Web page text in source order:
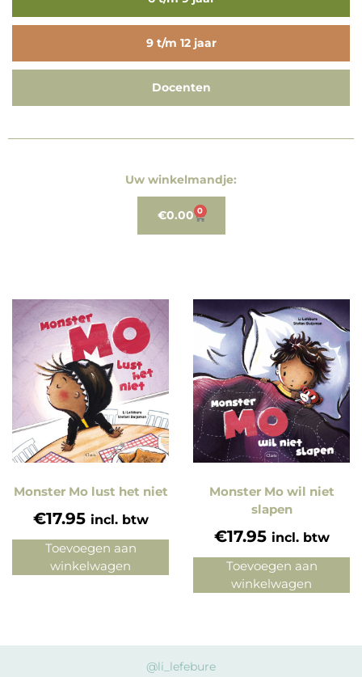
9 t/m 12 jaar
Docenten
Uw winkelmandje:
€0.00 0
Monster Mo lust het niet
€17.95 incl. btw
Toevoegen aan
winkelwagen
Monster Mo wil niet
slapen
€17.95 incl. btw
Toevoegen aan
winkelwagen
@li_lefebure